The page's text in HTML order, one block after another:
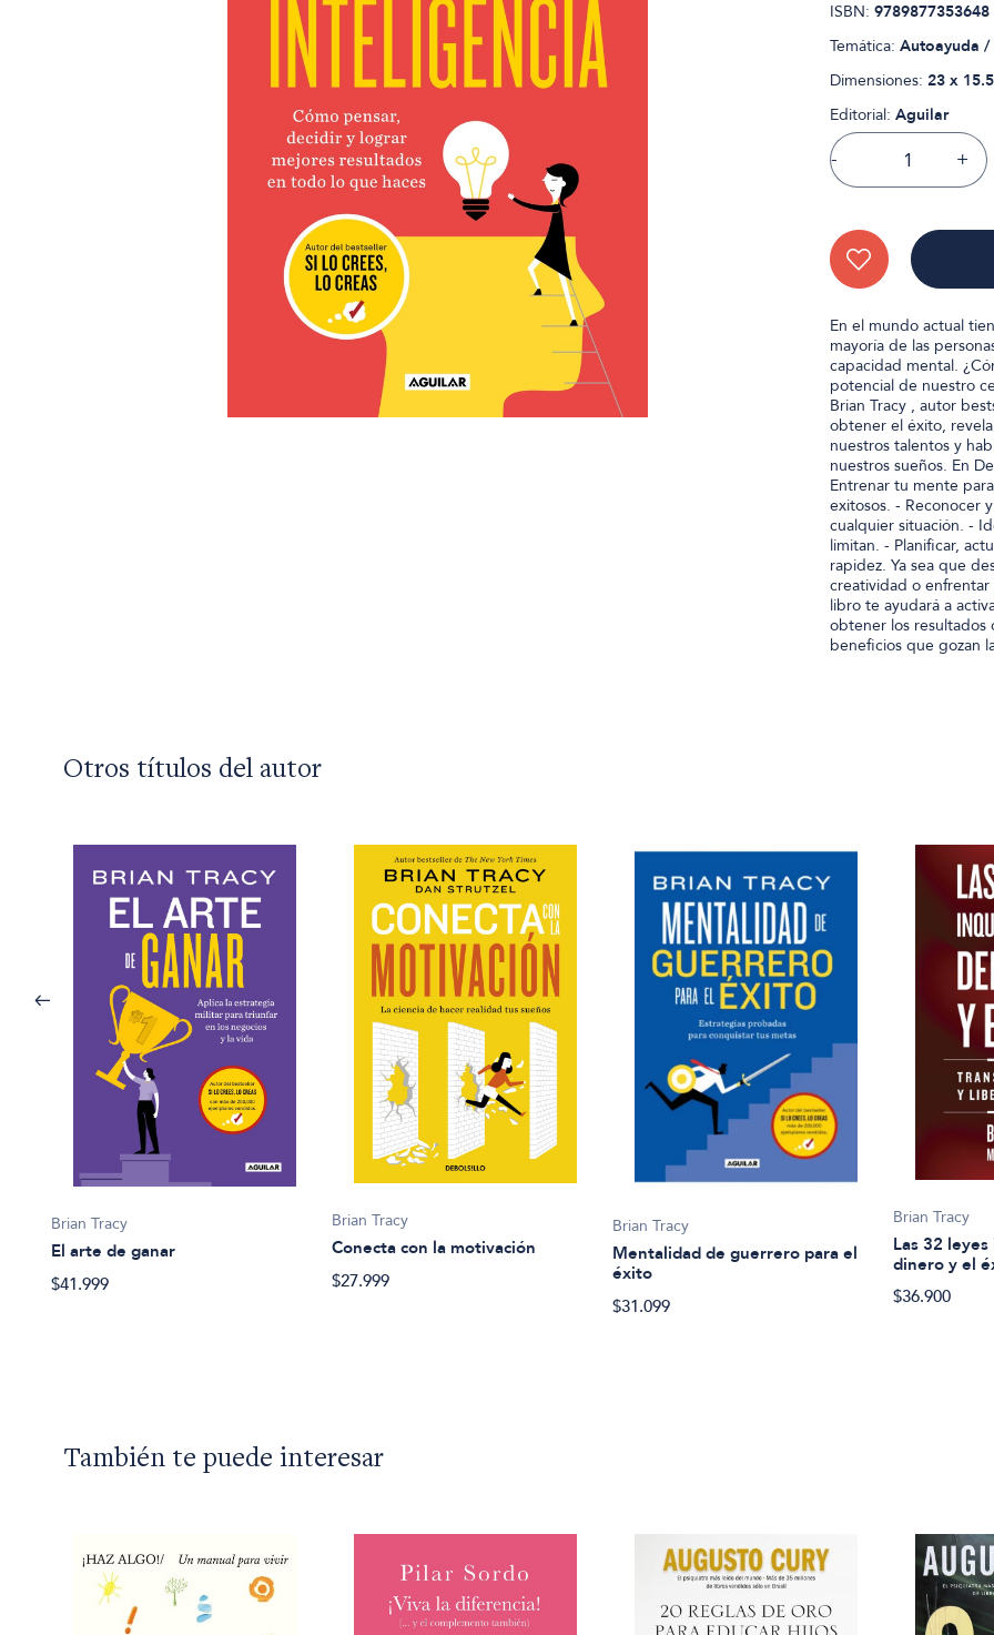
ISBN: 9789877353648
Temática: Autoayuda /
Dimensiones: 23 x 15.5
Editorial: Aguilar
- +
En el mundo actual
mayoría de las
capacidad mental.
potencial de nuestro
Brian Tracy , autor
obtener el éxito,
nuestros talentos y
nuestros sueños. En
Entrenar tu mente
exitosos. - Reconocer
cualquier situación. -
limitan. - Planificar,
rapidez. Ya sea que
creatividad o enfrentar
libro te ayudará a
obtener los resultados
beneficios que gozan
Otros títulos del autor
Brian Tracy
El arte de ganar
$41.999
Brian Tracy
Conecta con la motivación
$27.999
Brian Tracy
Mentalidad de guerrero para el
éxito
$31.099
Brian Tracy
Las 32
dinero y el
$36.900
También te puede interesar